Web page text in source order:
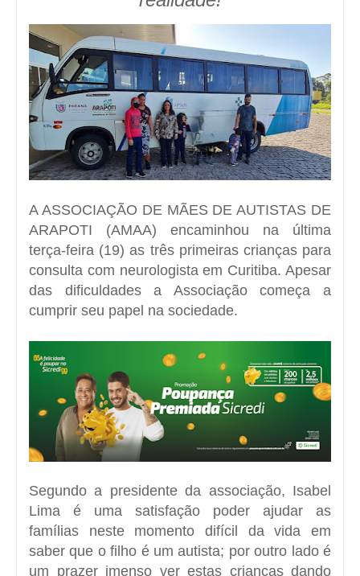
A ASSOCIAÇÃO DE MÃES DE AUTISTAS DE
ARAPOTI (AMAA) encaminhou na última
terça-feira (19) as três primeiras crianças para
consulta com neurologista em Curitiba. Apesar
das dificuldades a Associação começa a
cumprir seu papel na sociedade.
Segundo a presidente da associação, Isabel
Lima é uma satisfação poder ajudar as
famílias neste momento difícil da vida em
saber que o filho é um autista; por outro lado é
um prazer imenso ver estas crianças dando